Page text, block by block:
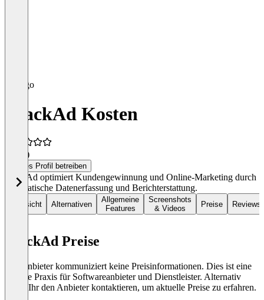
TrackAd Kosten
(3)
Dieses Profil betreiben
TrackAd optimiert Kundengewinnung und Online-Marketing durch
automatische Datenerfassung und Berichterstattung.
Übersicht Alternativen
Allgemeine
Features
Screenshots
& Videos
Preise Reviews
TrackAd Preise
Der Anbieter kommuniziert keine Preisinformationen. Dies ist eine
übliche Praxis für Softwareanbieter und Dienstleister. Alternativ
könnt Ihr den Anbieter kontaktieren, um aktuelle Preise zu erfahren.